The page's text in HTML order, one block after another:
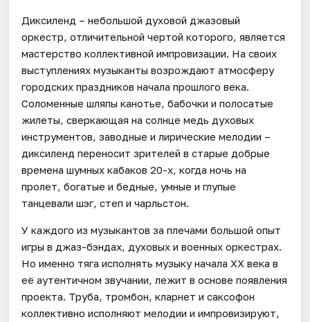
Диксиленд – небольшой духовой джазовый
оркестр, отличительной чертой которого, является
мастерство коллективной импровизации. На своих
выступлениях музыканты возрождают атмосферу
городских праздников начала прошлого века.
Соломенные шляпы канотье, бабочки и полосатые
жилеты, сверкающая на солнце медь духовых
инструментов, заводные и лирические мелодии –
диксиленд переносит зрителей в старые добрые
времена шумных кабаков 20-х, когда ночь на
пролет, богатые и бедные, умные и глупые
танцевали шэг, степ и чарльстон.
У каждого из музыкантов за плечами большой опыт
игры в джаз-бэндах, духовых и военных оркестрах.
Но именно тяга исполнять музыку начала XX века в
её аутентичном звучании, лежит в основе появления
проекта. Труба, тромбон, кларнет и саксофон
коллективно исполняют мелодии и импровизируют,